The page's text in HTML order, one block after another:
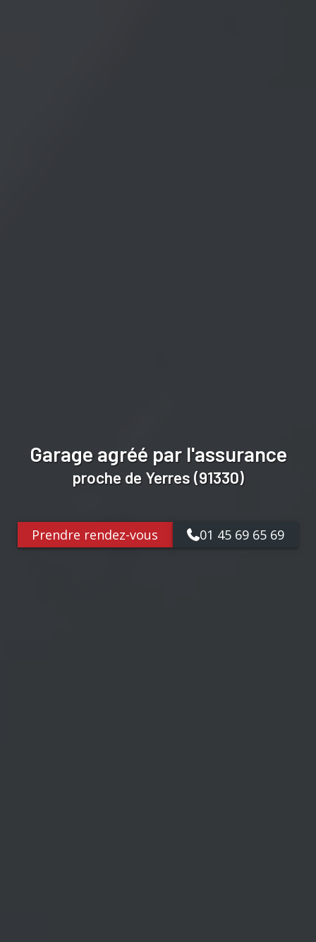
Garage agréé par l'assurance
proche de Yerres (91330)
Prendre rendez-vous 01 45 69 65 69